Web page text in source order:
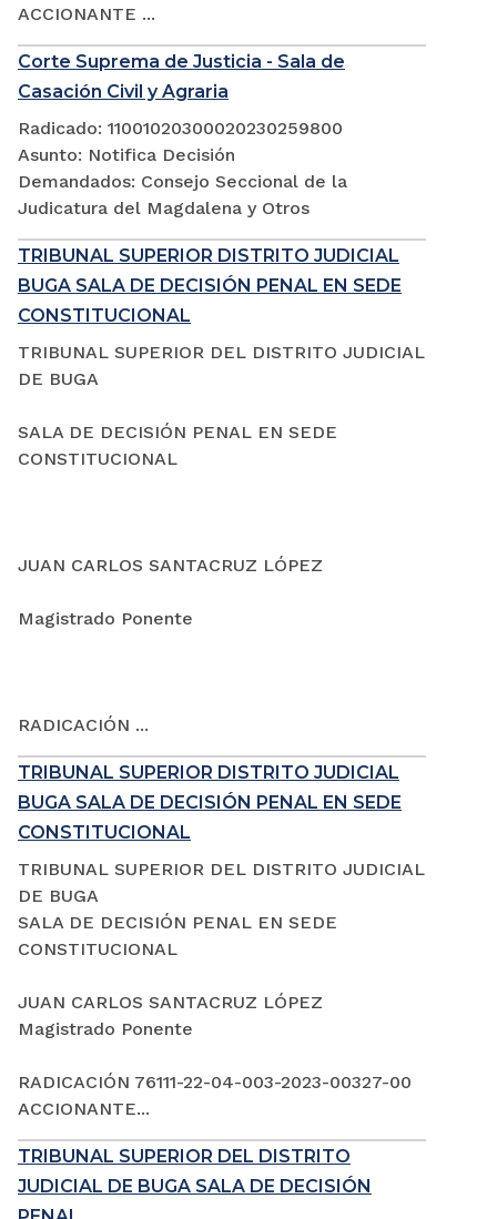
ACCIONANTE ...
Corte Suprema de Justicia - Sala de
Casación Civil y Agraria
Radicado: 11001020300020230259800
Asunto: Notifica Decisión
Demandados: Consejo Seccional de la
Judicatura del Magdalena y Otros
TRIBUNAL SUPERIOR DISTRITO JUDICIAL
BUGA SALA DE DECISIÓN PENAL EN SEDE
CONSTITUCIONAL
TRIBUNAL SUPERIOR DEL DISTRITO JUDICIAL
DE BUGA
SALA DE DECISIÓN PENAL EN SEDE
CONSTITUCIONAL
JUAN CARLOS SANTACRUZ LÓPEZ
Magistrado Ponente
RADICACIÓN ...
TRIBUNAL SUPERIOR DISTRITO JUDICIAL
BUGA SALA DE DECISIÓN PENAL EN SEDE
CONSTITUCIONAL
TRIBUNAL SUPERIOR DEL DISTRITO JUDICIAL
DE BUGA
SALA DE DECISIÓN PENAL EN SEDE
CONSTITUCIONAL
JUAN CARLOS SANTACRUZ LÓPEZ
Magistrado Ponente
RADICACIÓN 76111-22-04-003-2023-00327-00
ACCIONANTE...
TRIBUNAL SUPERIOR DEL DISTRITO
JUDICIAL DE BUGA SALA DE DECISIÓN